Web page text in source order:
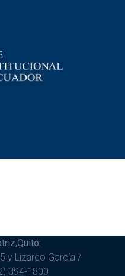
y Lizardo García /
394-1800